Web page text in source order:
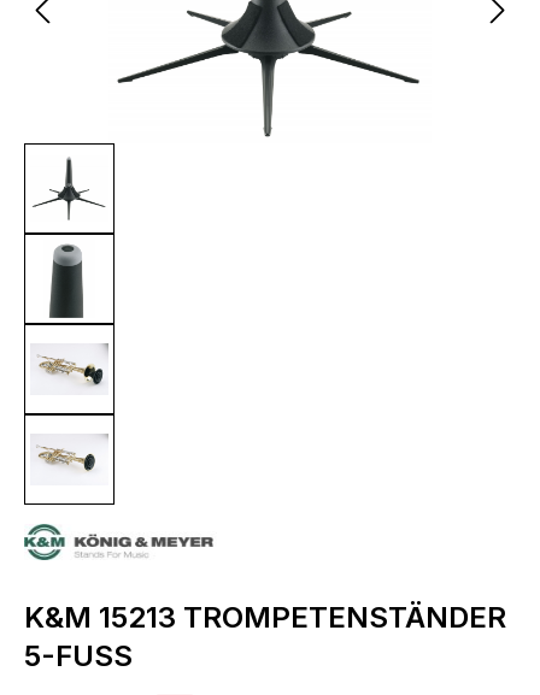
K&M 15213 TROMPETENSTÄNDER
5-FUSS